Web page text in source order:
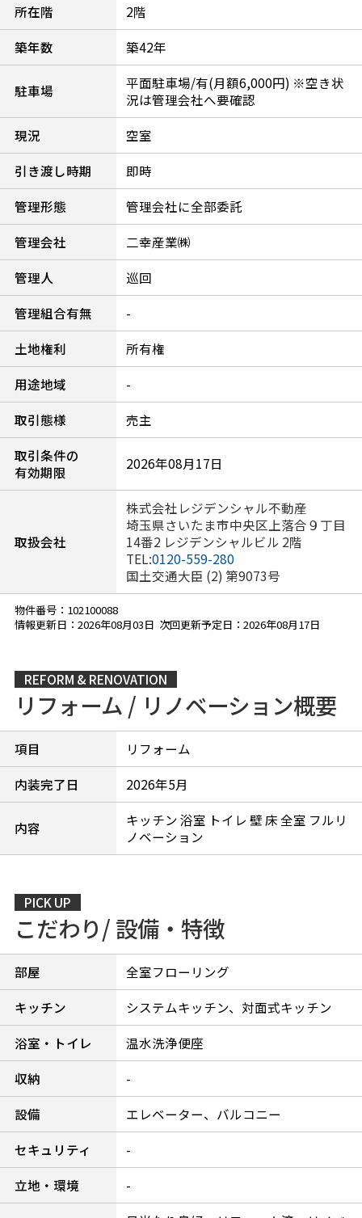
所在階
2階
築年数
築42年
駐車場
平面駐車場/有(月額6,000円) ※空き状
況は管理会社へ要確認
現況
空室
引き渡し時期
即時
管理形態
管理会社に全部委託
管理会社
二幸産業㈱
管理人
巡回
管理組合有無
-
土地権利
所有権
用途地域
-
取引態様
売主
取引条件の
有効期限
2026年08月17日
取扱会社
株式会社レジデンシャル不動産
埼玉県さいたま市中央区上落合９丁目
14番2 レジデンシャルビル 2階
TEL:0120-559-280
国土交通大臣 (2) 第9073号
物件番号：102100088
情報更新日：2026年08月03日 次回更新予定日：2026年08月17日
REFORM & RENOVATION
リフォーム / リノベーション概要
項目
リフォーム
内装完了日
2026年5月
内容
キッチン 浴室 トイレ 壁 床 全室 フルリ
ノベーション
PICK UP
こだわり/ 設備・特徴
部屋
全室フローリング
キッチン
システムキッチン、対面式キッチン
浴室・トイレ
温水洗浄便座
収納
-
設備
エレベーター、バルコニー
セキュリティ
-
立地・環境
-